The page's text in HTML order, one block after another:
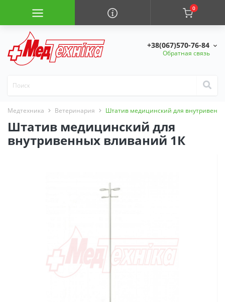
0
+38(067)570-76-84
Обратная связь
Медтехника Ветеринария Штатив медицинский для
Штатив медицинский для
внутривенных вливаний 1К